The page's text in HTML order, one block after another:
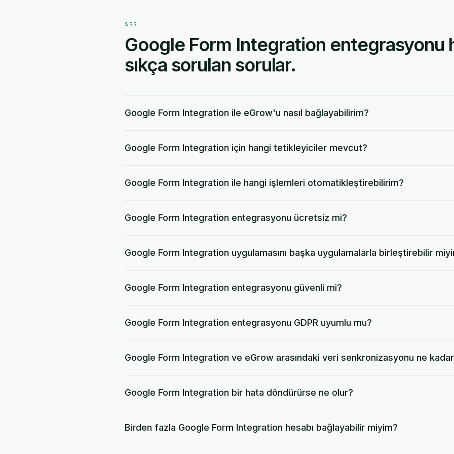
SSS
Google Form Integration entegrasyonu
sıkça sorulan sorular.
Google Form Integration ile eGrow'u nasıl bağlayabilirim?
Google Form Integration için hangi tetikleyiciler mevcut?
Google Form Integration ile hangi işlemleri otomatikleştirebilirim?
Google Form Integration entegrasyonu ücretsiz mi?
Google Form Integration uygulamasını başka uygulamalarla birleştirebilir
Google Form Integration entegrasyonu güvenli mi?
Google Form Integration entegrasyonu GDPR uyumlu mu?
Google Form Integration ve eGrow arasındaki veri senkronizasyonu ne kadar
Google Form Integration bir hata döndürürse ne olur?
Birden fazla Google Form Integration hesabı bağlayabilir miyim?